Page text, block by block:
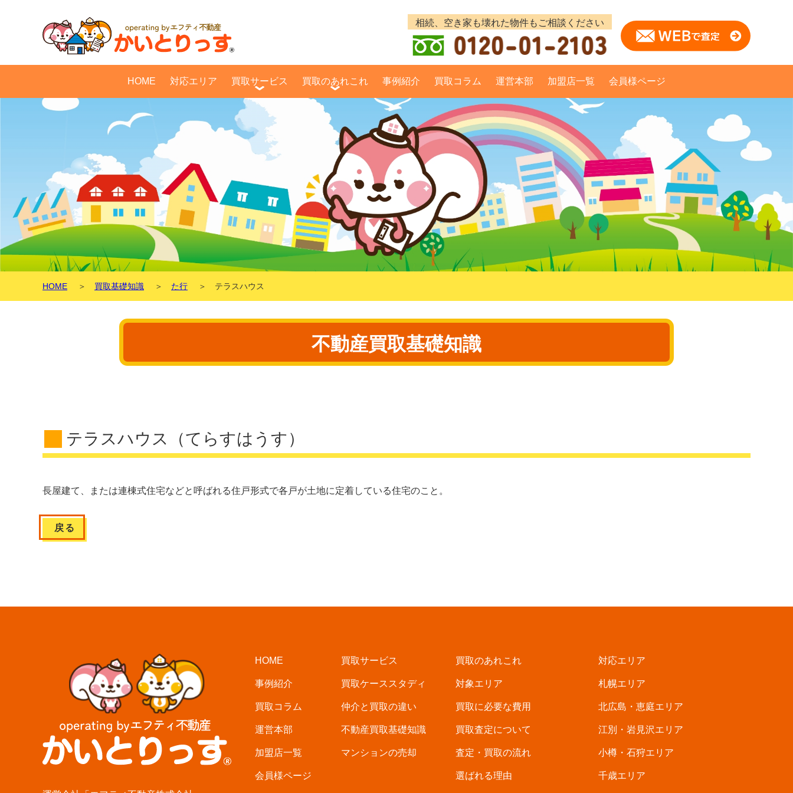
HOME 対応エリア 買取サービス 買取のあれこれ 事例紹介 買取コラム 運営本部 加盟店一覧 会員様ページ
HOME ＞ 買取基礎知識 ＞ た行 ＞ テラスハウス
不動産買取基礎知識
テラスハウス（てらすはうす）
長屋建て、または連棟式住宅などと呼ばれる住戸形式で各戸が土地に定着している住宅のこと。
戻る
HOME
事例紹介
買取コラム
運営本部
加盟店一覧
会員様ページ
買取サービス
買取ケーススタディ
仲介と買取の違い
不動産買取基礎知識
マンションの売却
買取のあれこれ
対象エリア
買取に必要な費用
買取査定について
査定・買取の流れ
選ばれる理由
対応エリア
札幌エリア
北広島・恵庭エリア
江別・岩見沢エリア
小樽・石狩エリア
千歳エリア